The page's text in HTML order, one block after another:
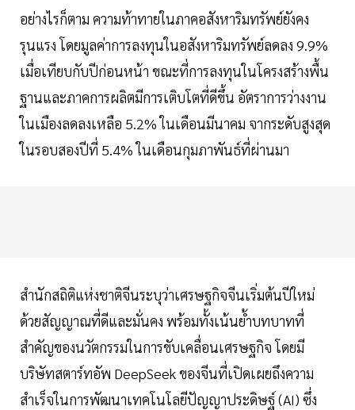
อย่างไรก็ตาม ความท้าทายในภาคอสังหาริมทรัพย์ยังคง
รุนแรง โดยมูลค่าการลงทุนในอสังหาริมทรัพย์ลดลง 9.9%
เมื่อเทียบกับปีก่อนหน้า ขณะที่การลงทุนในโครงสร้างพื้น
ฐานและภาคการผลิตมีการเติบโตที่ดีขึ้น อัตราการว่างงาน
ในเมืองลดลงเหลือ 5.2% ในเดือนมีนาคม จากระดับสูงสุด
ในรอบสองปีที่ 5.4% ในเดือนกุมภาพันธ์ที่ผ่านมา
สำนักสถิติแห่งชาติจีนระบุว่าเศรษฐกิจจีนเริ่มต้นปีใหม่
ด้วยสัญญาณที่ดีและมั่นคง พร้อมทั้งเน้นย้ำบทบาทที่
สำคัญของนวัตกรรมในการขับเคลื่อนเศรษฐกิจ โดยมี
บริษัทสตาร์ทอัพ DeepSeek ของจีนที่เปิดเผยถึงความ
สำเร็จในการพัฒนาเทคโนโลยีปัญญาประดิษฐ์ (AI) ซึ่ง